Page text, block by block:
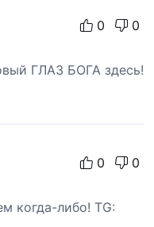
0 0
ГЛАЗ БОГА здесь!
0 0
когда-либо! TG: